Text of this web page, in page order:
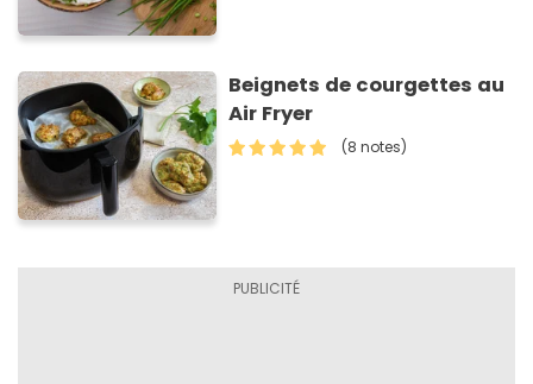
Beignets de courgettes au
Air Fryer
(8 notes)